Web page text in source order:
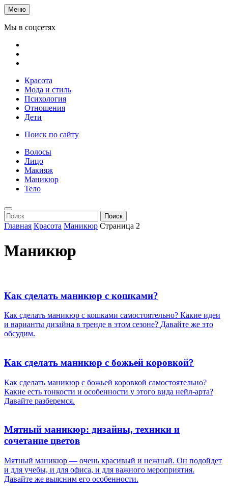
Меню
Мы в соцсетях
Красота
Мода и стиль
Психология
Отношения
Дети
Поиск по сайту
Волосы
Лицо
Макияж
Маникюр
Тело
Поиск
Главная Красота Маникюр Страница 2
Маникюр
Как сделать маникюр с кошками?
Как сделать маникюр с кошками самостоятельно? Какие идеи
и варианты дизайна в тренде в этом сезоне? Давайте же это
обсудим.
Как сделать маникюр с божьей коровкой?
Как сделать маникюр с божьей коровкой самостоятельно?
Какие есть тонкости и особенности у этого вида нейл-арта?
Давайте разберемся.
Мятный маникюр: дизайны, техники и
сочетание цветов
Мятный маникюр — очень красивый и нежный. Он подойдет
и для учебы, и для офиса, и для важного мероприятия.
Давайте же выясним его особенности.